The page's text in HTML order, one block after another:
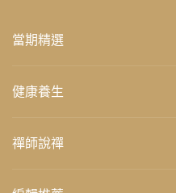
當期精選
健康養生
禪師說禪